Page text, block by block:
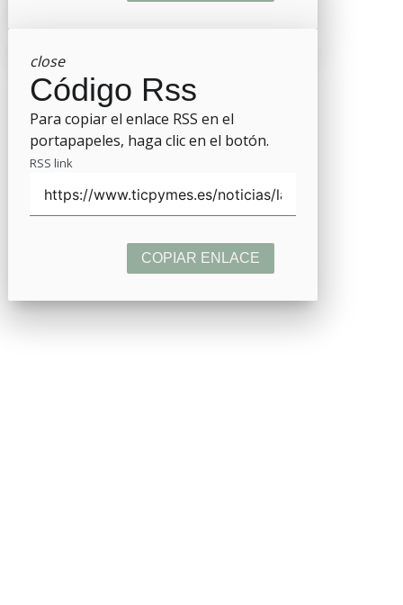
close
Código Rss
Para copiar el enlace RSS en el
portapapeles, haga clic en el botón.
RSS link
COPIAR ENLACE